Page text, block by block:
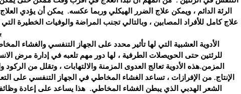
الرئة الدائم ، ويمكن علاج الضرر الهيكلي وربما عكسه. يمكن أن يؤدي
علاج كامل للأفراد المصابين ، وبالتالي تجنب المراضة والوفيات الخطيرة
الأدوية العشبية التي لها تأثير محدد على الجهاز التنفسي والغشاء
للرئتين حتى الحويصلات الطرفية ، لها دور مهم تلعبه في إدارة مرض
المزمن.هذه الأدوية تعالج العدوى المزمنة والالتهابات ، وتقلل من الركود
الإنتاج. من الإفرازات ، تساعد الغشاء المخاطي في الجهاز التنفسي على
الشعر الهدبي الذي يبطن الغشاء المخاطي. هذا يساعد على إعادة